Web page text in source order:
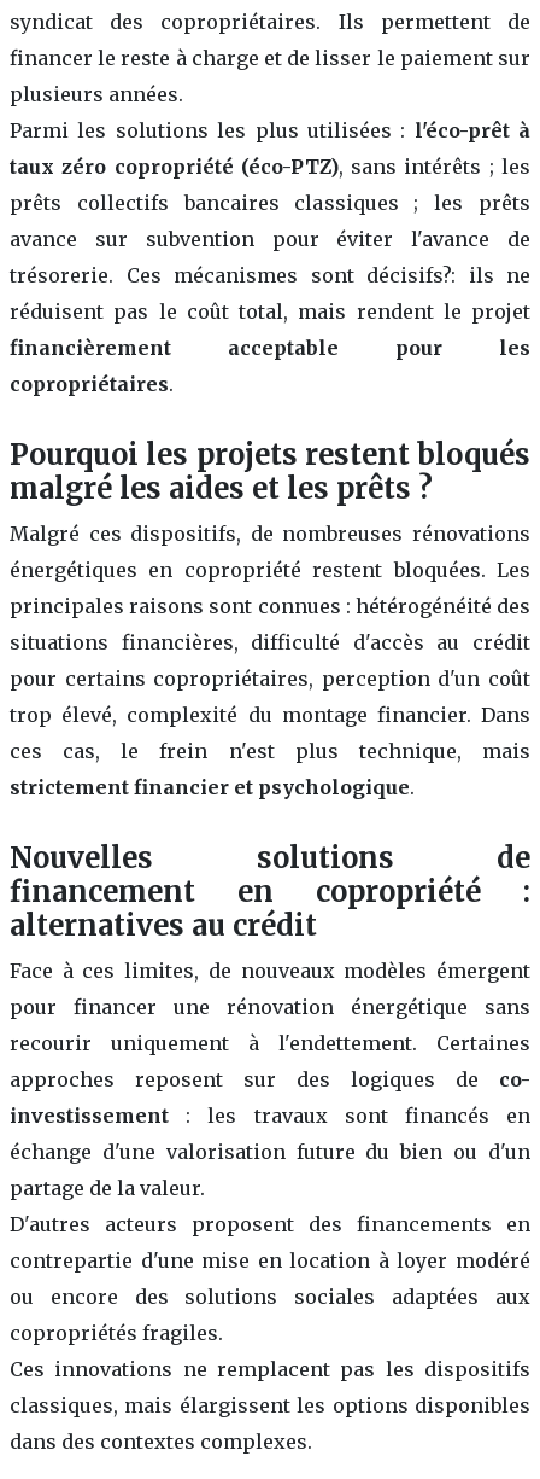
syndicat des copropriétaires. Ils permettent de
financer le reste à charge et de lisser le paiement sur
plusieurs années.
Parmi les solutions les plus utilisées : l'éco-prêt à
taux zéro copropriété (éco-PTZ), sans intérêts ; les
prêts collectifs bancaires classiques ; les prêts
avance sur subvention pour éviter l'avance de
trésorerie. Ces mécanismes sont décisifs?: ils ne
réduisent pas le coût total, mais rendent le projet
financièrement acceptable pour les
copropriétaires.
Pourquoi les projets restent bloqués
malgré les aides et les prêts ?
Malgré ces dispositifs, de nombreuses rénovations
énergétiques en copropriété restent bloquées. Les
principales raisons sont connues : hétérogénéité des
situations financières, difficulté d'accès au crédit
pour certains copropriétaires, perception d'un coût
trop élevé, complexité du montage financier. Dans
ces cas, le frein n'est plus technique, mais
strictement financier et psychologique.
Nouvelles solutions de
financement en copropriété :
alternatives au crédit
Face à ces limites, de nouveaux modèles émergent
pour financer une rénovation énergétique sans
recourir uniquement à l'endettement. Certaines
approches reposent sur des logiques de co-
investissement : les travaux sont financés en
échange d'une valorisation future du bien ou d'un
partage de la valeur.
D'autres acteurs proposent des financements en
contrepartie d'une mise en location à loyer modéré
ou encore des solutions sociales adaptées aux
copropriétés fragiles.
Ces innovations ne remplacent pas les dispositifs
classiques, mais élargissent les options disponibles
dans des contextes complexes.